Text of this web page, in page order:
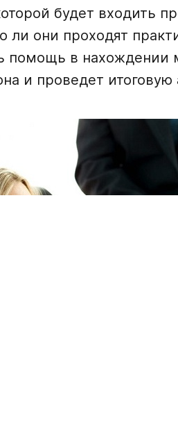
будет входить
ли они проходят
помощь в нахождении
и проведет итоговую